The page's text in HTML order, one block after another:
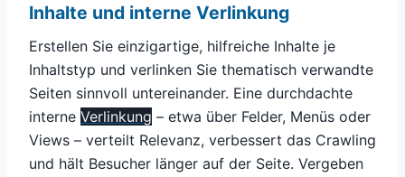
Inhalte und interne Verlinkung
Erstellen Sie einzigartige, hilfreiche Inhalte je
Inhaltstyp und verlinken Sie thematisch verwandte
Seiten sinnvoll untereinander. Eine durchdachte
interne Verlinkung – etwa über Felder, Menüs oder
Views – verteilt Relevanz, verbessert das Crawling
und hält Besucher länger auf der Seite. Vergeben